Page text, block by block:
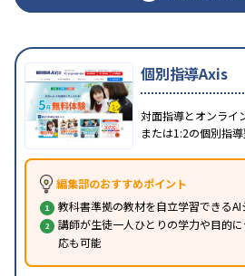
個別指導Axis
対面指導とオンライ
または1:2の個別指
編集部のおすすめポイント
教科書準拠の教材を自立学習できるAI
講師が生徒一人ひとりの学力や目的
応も可能